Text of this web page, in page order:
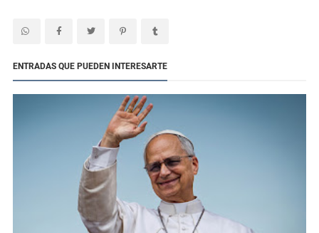
ENTRADAS QUE PUEDEN INTERESARTE